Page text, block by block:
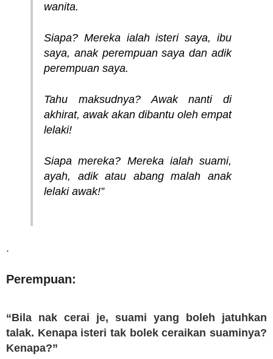
wanita.
Siapa? Mereka ialah isteri saya, ibu
saya, anak perempuan saya dan adik
perempuan saya.
Tahu maksudnya? Awak nanti di
akhirat, awak akan dibantu oleh empat
lelaki!
Siapa mereka? Mereka ialah suami,
ayah, adik atau abang malah anak
lelaki awak!”
.
Perempuan:
“Bila nak cerai je, suami yang boleh jatuhkan
talak. Kenapa isteri tak bolek ceraikan suaminya?
Kenapa?”